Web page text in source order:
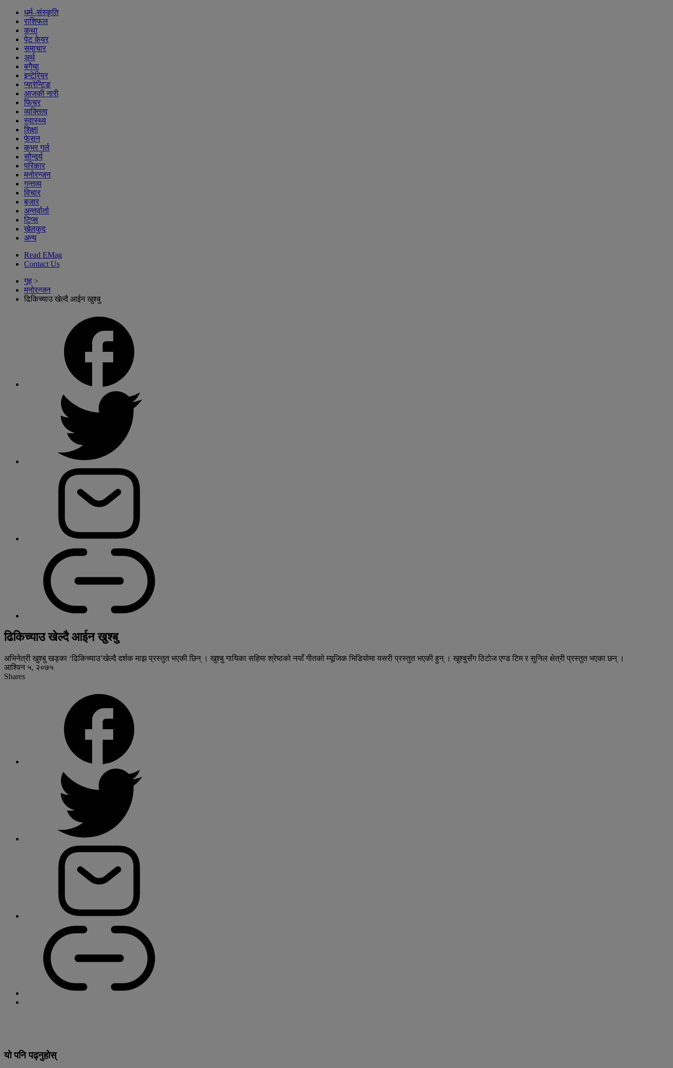
धर्म–संस्कृति
राशिफल
कथा
पेट केयर
समाचार
अर्थ
बगैचा
इन्टेरियर
प्यारेन्टिङ
आजकी नारी
फिचर
व्यक्तित्व
स्वास्थ्य
शिक्षा
फेसन
कभर गर्ल
सौन्दर्य
परिकार
मनोरन्जन
गन्तव्य
विचार
बजार
अन्तर्वार्ता
टिप्स
खेलकुद
अन्य
Read EMag
Contact Us
गृह >
मनोरन्जन
ढिकिच्याउ खेल्दै आईन खुश्बु
ढिकिच्याउ खेल्दै आईन खुश्बु
अभिनेत्री खुश्बु खड्का ‘ढिकिच्याउ’खेल्दै दर्शक माझ प्रस्तुत भएकी छिन् । खुश्बु गायिका सहिमा श्रेष्ठको नयाँ गीतको म्यूजिक भिडियोमा यसरी प्रस्तुत भएकी हुन् । खुश्बुसँग ठिटोज एण्ड टिम र सुनिल क्षेत्री प्रस्तुत भएका छन् ।
आश्विन ५, २०७५
Shares
यो पनि पढ्नुहोस्